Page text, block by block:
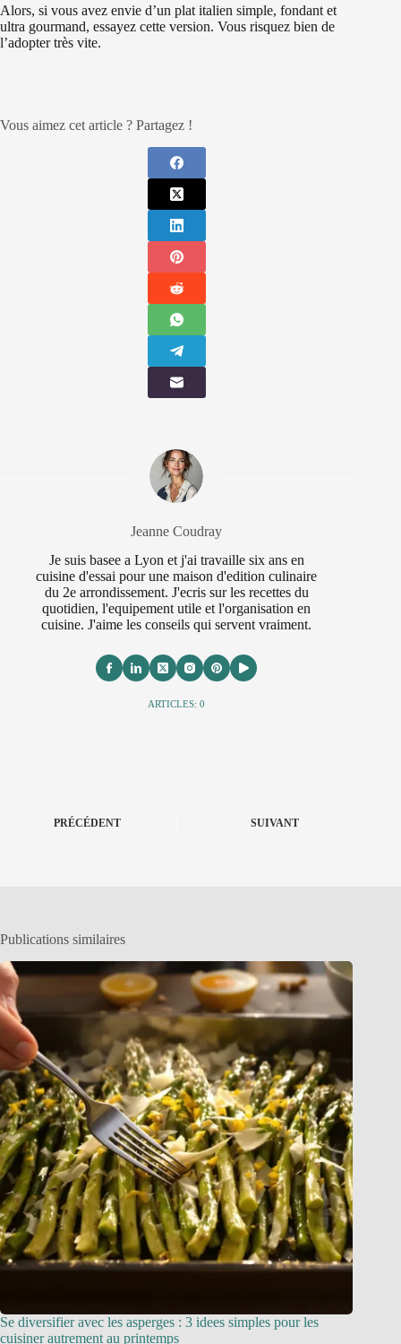
Alors, si vous avez envie d’un plat italien simple, fondant et
ultra gourmand, essayez cette version. Vous risquez bien de
l’adopter très vite.
Vous aimez cet article ? Partagez !
Jeanne Coudray
Je suis basee a Lyon et j'ai travaille six ans en
cuisine d'essai pour une maison d'edition culinaire
du 2e arrondissement. J'ecris sur les recettes du
quotidien, l'equipement utile et l'organisation en
cuisine. J'aime les conseils qui servent vraiment.
ARTICLES: 0
PRÉCÉDENT SUIVANT
Publications similaires
Se diversifier avec les asperges : 3 idees simples pour les
cuisiner autrement au printemps